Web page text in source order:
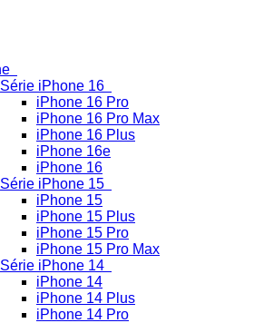
Série iPhone 16
iPhone 16 Pro
iPhone 16 Pro Max
iPhone 16 Plus
iPhone 16e
iPhone 16
Série iPhone 15
iPhone 15
iPhone 15 Plus
iPhone 15 Pro
iPhone 15 Pro Max
Série iPhone 14
iPhone 14
iPhone 14 Plus
iPhone 14 Pro